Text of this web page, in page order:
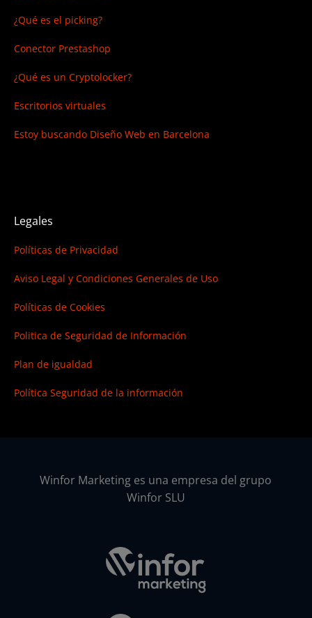
¿Qué es el picking?
Conector Prestashop
¿Qué es un Cryptolocker?
Escritorios virtuales
Estoy buscando Diseño Web en Barcelona
Legales
Políticas de Privacidad
Aviso Legal y Condiciones Generales de Uso
Políticas de Cookies
Politica de Seguridad de Información
Plan de igualdad
Política Seguridad de la información
Winfor Marketing es una empresa del grupo
Winfor SLU